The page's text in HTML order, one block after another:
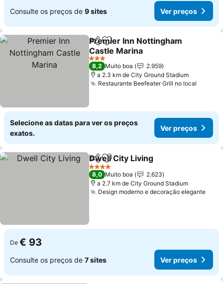
Consulte os preços de 9 sites Ver preços
PartilharAdicionar aos favoritos
Premier Inn Nottingham
Castle Marina
3 Estrelas
8,2 Muito boa
2.959
a 2.3 km de City Ground Stadium
Restaurante Beefeater Grill no local
Selecione as datas para ver os preços
exatos.
Ver preços
PartilharAdicionar aos favoritos
Dwell City Living
4 Estrelas
8,0 Muito boa
2.623
a 2.7 km de City Ground Stadium
Design moderno e decoração elegante
De € 93
Consulte os preços de 7 sites Ver preços